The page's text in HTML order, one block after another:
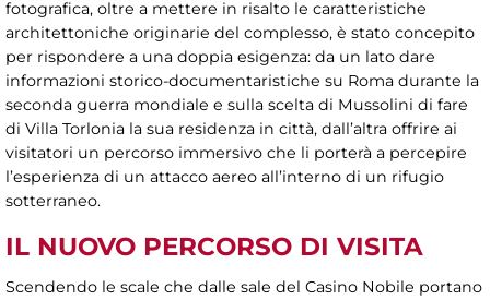
fotografica, oltre a mettere in risalto le caratteristiche
architettoniche originarie del complesso, è stato concepito
per rispondere a una doppia esigenza: da un lato dare
informazioni storico-documentaristiche su Roma durante la
seconda guerra mondiale e sulla scelta di Mussolini di fare
di Villa Torlonia la sua residenza in città, dall’altra offrire ai
visitatori un percorso immersivo che li porterà a percepire
l’esperienza di un attacco aereo all’interno di un rifugio
sotterraneo.
IL NUOVO PERCORSO DI VISITA
Scendendo le scale che dalle sale del Casino Nobile portano